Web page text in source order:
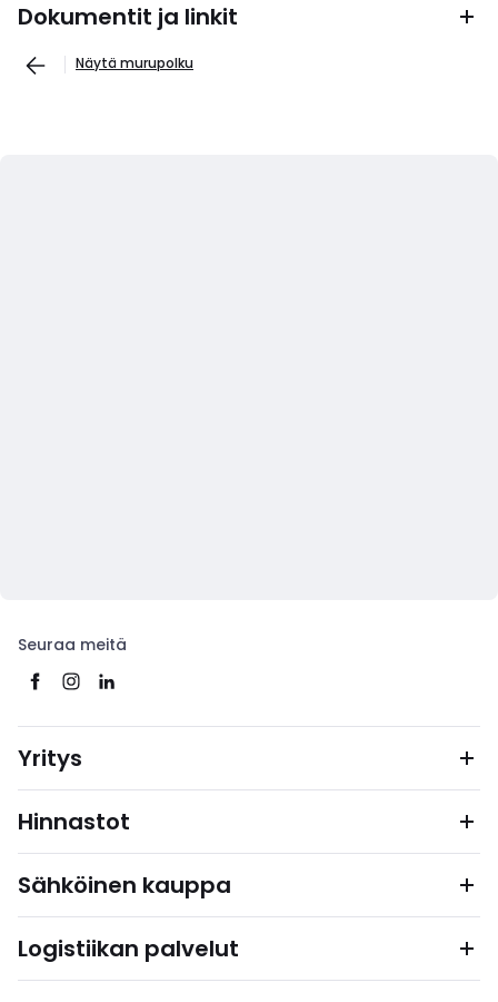
Dokumentit ja linkit
Näytä murupolku
Seuraa meitä
Yritys
Hinnastot
Sähköinen kauppa
Logistiikan palvelut